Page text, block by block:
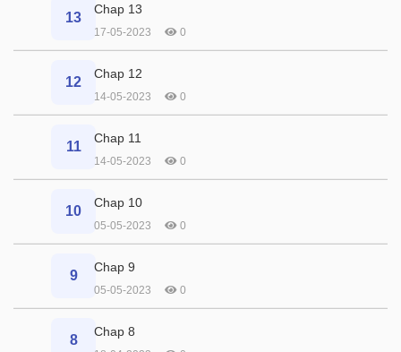
13
Chap 13
17-05-2023 0
12
Chap 12
14-05-2023 0
11
Chap 11
14-05-2023 0
10
Chap 10
05-05-2023 0
9
Chap 9
05-05-2023 0
8
Chap 8